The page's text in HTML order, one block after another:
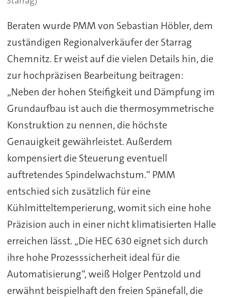
Beraten wurde PMM von Sebastian Höbler, dem
zuständigen Regionalverkäufer der Starrag
Chemnitz. Er weist auf die vielen Details hin, die
zur hochpräzisen Bearbeitung beitragen:
„Neben der hohen Steifigkeit und Dämpfung im
Grundaufbau ist auch die thermosymmetrische
Konstruktion zu nennen, die höchste
Genauigkeit gewährleistet. Außerdem
kompensiert die Steuerung eventuell
auftretendes Spindelwachstum.“ PMM
entschied sich zusätzlich für eine
Kühlmitteltemperierung, womit sich eine hohe
Präzision auch in einer nicht klimatisierten Halle
erreichen lässt. „Die HEC 630 eignet sich durch
ihre hohe Prozesssicherheit ideal für die
Automatisierung“, weiß Holger Pentzold und
erwähnt beispielhaft den freien Spänefall, die